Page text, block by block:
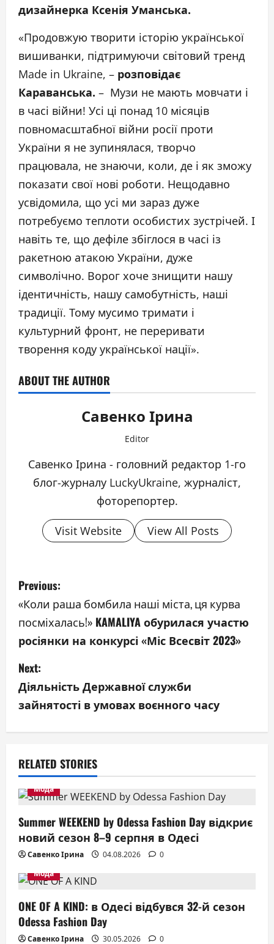
дизайнерка Ксенія Уманська.
«Продовжую творити історію української
вишиванки, підтримуючи світовий тренд
Made in Ukraine, – розповідає
Караванська. – Музи не мають мовчати і
в часі війни! Усі ці понад 10 місяців
повномасштабної війни росії проти
України я не зупинялася, творчо
працювала, не знаючи, коли, де і як зможу
показати свої нові роботи. Нещодавно
усвідомила, що усі ми зараз дуже
потребуємо теплоти особистих зустрічей. І
навіть те, що дефіле збіглося в часі із
ракетною атакою України, дуже
символічно. Ворог хоче знищити нашу
ідентичність, нашу самобутність, наші
традиції. Тому мусимо тримати і
культурний фронт, не переривати
творення коду української нації».
ABOUT THE AUTHOR
Савенко Ірина
Editor
Савенко Ірина - головний редактор 1-го
блог-журналу LuckyUkraine, журналіст,
фоторепортер.
Visit Website View All Posts
P
o
s
t
n
a
v
i
g
t
i
o
n
Previous:
«Коли раша бомбила наші міста, ця курва
посміхалась!» KAMALIYA обурилася участю
росіянки на конкурсі «Міс Всесвіт 2023»
Next:
Діяльність Державної служби
зайнятості в умовах воєнного часу
RELATED STORIES
Мода
Summer WEEKEND by Odessa Fashion Day відкриє
новий сезон 8–9 серпня в Одесі
Савенко Ірина 04.08.2026
0
Мода
ONE OF A KIND: в Одесі відбувся 32-й сезон
Odessa Fashion Day
Савенко Ірина 30.05.2026 0